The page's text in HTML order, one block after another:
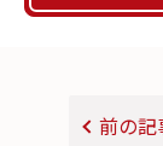
前の記